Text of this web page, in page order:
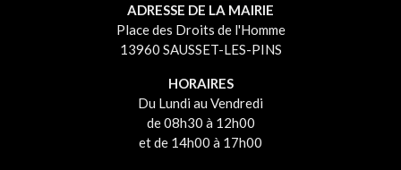
ADRESSE DE LA MAIRIE
Place des Droits de l'Homme
13960 SAUSSET-LES-PINS
HORAIRES
Du Lundi au Vendredi
de 08h30 à 12h00
et de 14h00 à 17h00